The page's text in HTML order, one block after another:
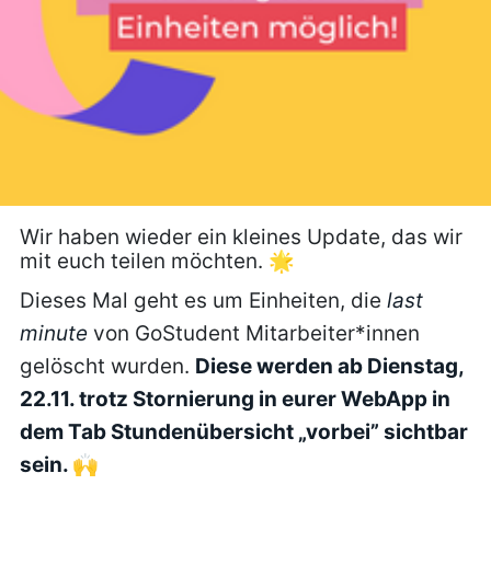
Wir haben wieder ein kleines Update, das wir
mit euch teilen möchten. 🌟
Dieses Mal geht es um Einheiten, die last
minutevon GoStudent Mitarbeiter*innen
gelöscht wurden. Diese werden ab Dienstag,
22.11. trotz Stornierung in eurer WebApp in
dem Tab Stundenübersicht „vorbei” sichtbar
sein. 🙌